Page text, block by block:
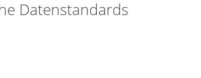
Datenstandards